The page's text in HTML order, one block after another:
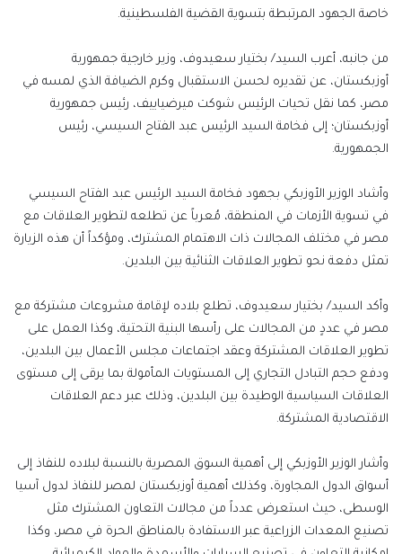
خاصة الجهود المرتبطة بتسوية القضية الفلسطينية.
من جانبه، أعرب السيد/ بختيار سعيدوف، وزير خارجية جمهورية
أوزبكستان، عن تقديره لحسن الاستقبال وكرم الضيافة الذي لمسه في
مصر، كما نقل تحيات الرئيس شوكت ميرضياييف، رئيس جمهورية
أوزبكستان؛ إلى فخامة السيد الرئيس عبد الفتاح السيسي، رئيس
الجمهورية.
وأشاد الوزير الأوزبكي بجهود فخامة السيد الرئيس عبد الفتاح السيسي
في تسوية الأزمات في المنطقة، مُعرباً عن تطلعه لتطوير العلاقات مع
مصر في مختلف المجالات ذات الاهتمام المشترك، ومؤكداً أن هذه الزيارة
تمثل دفعة نحو تطوير العلاقات الثنائية بين البلدين.
وأكد السيد/ بختيار سعيدوف، تطلع بلاده لإقامة مشروعات مشتركة مع
مصر في عددٍ من المجالات على رأسها البنية التحتية، وكذا العمل على
تطوير العلاقات المشتركة وعقد اجتماعات مجلس الأعمال بين البلدين،
ودفع حجم التبادل التجاري إلى المستويات المأمولة بما يرقى إلى مستوى
العلاقات السياسية الوطيدة بين البلدين، وذلك عبر دعم العلاقات
الاقتصادية المشتركة.
وأشار الوزير الأوزبكي إلى أهمية السوق المصرية بالنسبة لبلاده للنفاذ إلى
أسواق الدول المجاورة، وكذلك أهمية أوزبكستان لمصر للنفاذ لدول آسيا
الوسطى، حيث استعرض عدداً من مجالات التعاون المشترك مثل
تصنيع المعدات الزراعية عبر الاستفادة بالمناطق الحرة في مصر، وكذا